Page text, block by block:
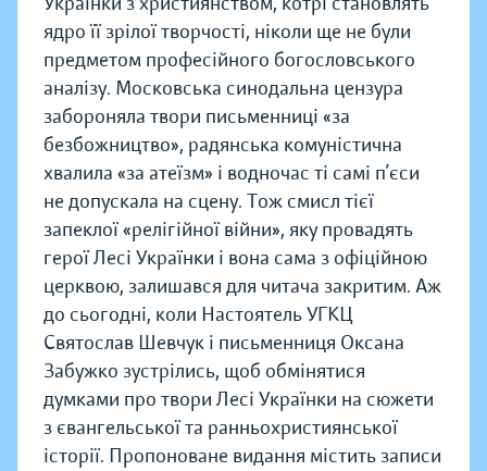
ядро її зрілої творчості, ніколи ще не були
предметом професійного богословського
аналізу. Московська синодальна цензура
забороняла твори письменниці «за
безбожництво», радянська комуністична
хвалила «за атеїзм» і водночас ті самі п’єси
не допускала на сцену. Тож смисл тієї
запеклої «релігійної війни», яку провадять
герої Лесі Українки і вона сама з офіційною
церквою, залишався для читача закритим. Аж
до сьогодні, коли Настоятель УГКЦ
Святослав Шевчук і письменниця Оксана
Забужко зустрілись, щоб обмінятися
думками про твори Лесі Українки на сюжети
з євангельської та ранньохристиянської
історії. Пропоноване видання містить записи